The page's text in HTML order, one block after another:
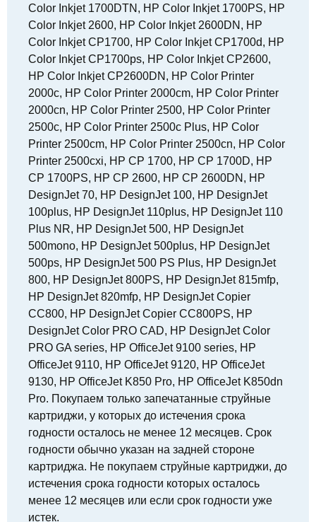
Color Inkjet 1700DTN, HP Color Inkjet 1700PS, HP
Color Inkjet 2600, HP Color Inkjet 2600DN, HP
Color Inkjet CP1700, HP Color Inkjet CP1700d, HP
Color Inkjet CP1700ps, HP Color Inkjet CP2600,
HP Color Inkjet CP2600DN, HP Color Printer
2000c, HP Color Printer 2000cm, HP Color Printer
2000cn, HP Color Printer 2500, HP Color Printer
2500c, HP Color Printer 2500c Plus, HP Color
Printer 2500cm, HP Color Printer 2500cn, HP Color
Printer 2500cxi, HP CP 1700, HP CP 1700D, HP
CP 1700PS, HP CP 2600, HP CP 2600DN, HP
DesignJet 70, HP DesignJet 100, HP DesignJet
100plus, HP DesignJet 110plus, HP DesignJet 110
Plus NR, HP DesignJet 500, HP DesignJet
500mono, HP DesignJet 500plus, HP DesignJet
500ps, HP DesignJet 500 PS Plus, HP DesignJet
800, HP DesignJet 800PS, HP DesignJet 815mfp,
HP DesignJet 820mfp, HP DesignJet Copier
CC800, HP DesignJet Copier CC800PS, HP
DesignJet Color PRO CAD, HP DesignJet Color
PRO GA series, HP OfficeJet 9100 series, HP
OfficeJet 9110, HP OfficeJet 9120, HP OfficeJet
9130, HP OfficeJet K850 Pro, HP OfficeJet K850dn
Pro. Покупаем только запечатанные струйные
картриджи, у которых до истечения срока
годности осталось не менее 12 месяцев. Срок
годности обычно указан на задней стороне
картриджа. Не покупаем струйные картриджи, до
истечения срока годности которых осталось
менее 12 месяцев или если срок годности уже
истек.